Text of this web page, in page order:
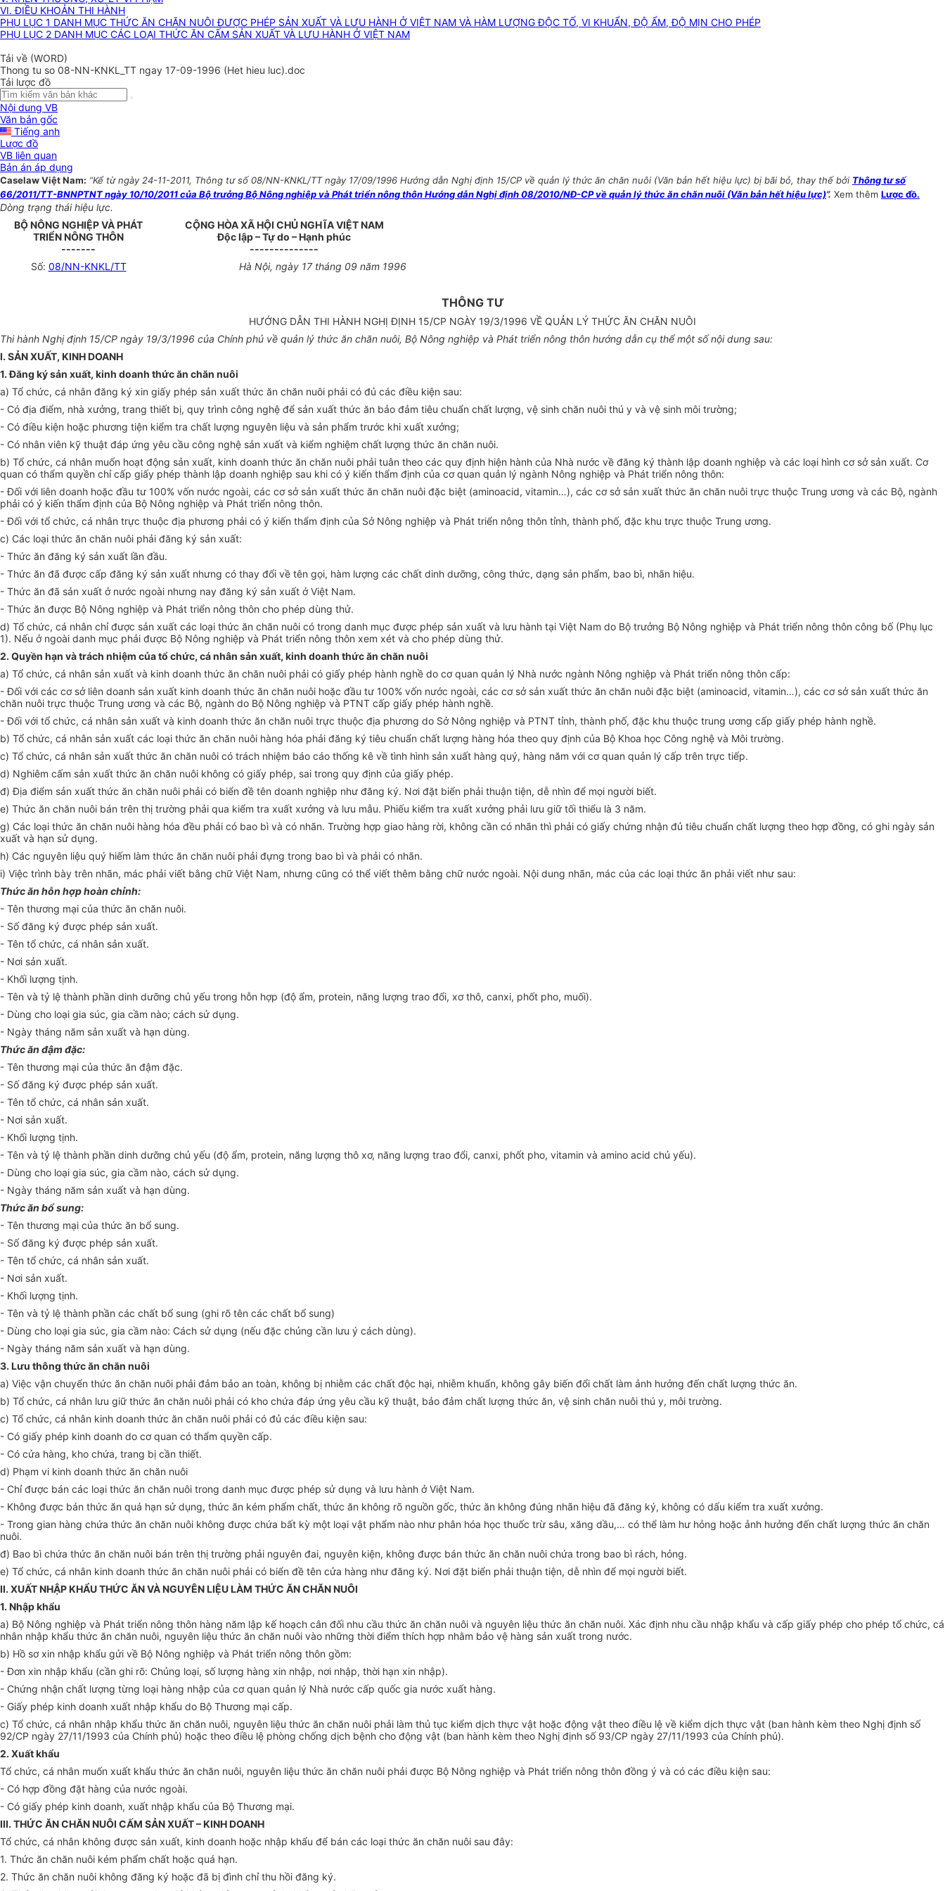
VI. ĐIỀU KHOẢN THI HÀNH
PHỤ LỤC 1 DANH MỤC THỨC ĂN CHĂN NUÔI ĐƯỢC PHÉP SẢN XUẤT VÀ LƯU HÀNH Ở VIỆT NAM VÀ HÀM LƯỢNG ĐỘC TỐ, VI KHUẨN, ĐỘ ẨM, ĐỘ MỊN CHO PHÉP
PHỤ LỤC 2 DANH MỤC CÁC LOẠI THỨC ĂN CẤM SẢN XUẤT VÀ LƯU HÀNH Ở VIỆT NAM
Tải về (WORD)
Thong tu so 08-NN-KNKL_TT ngay 17-09-1996 (Het hieu luc).doc
Tải lược đồ
Nội dung VB
Văn bản gốc
Tiếng anh
Lược đồ
VB liên quan
Bản án áp dụng
Caselaw Việt Nam: “Kể từ ngày 24-11-2011, Thông tư số 08/NN-KNKL/TT ngày 17/09/1996 Hướng dẫn Nghị định 15/CP về quản lý thức ăn chăn nuôi (Văn bản hết hiệu lực) bị bãi bỏ, thay thế bởi Thông tư số
66/2011/TT-BNNPTNT ngày 10/10/2011 của Bộ trưởng Bộ Nông nghiệp và Phát triển nông thôn Hướng dẫn Nghị định 08/2010/NĐ-CP về quản lý thức ăn chăn nuôi (Văn bản hết hiệu lực)”. Xem thêm Lược đồ.
Dòng trạng thái hiệu lực.
BỘ NÔNG NGHIỆP VÀ PHÁT
TRIỂN NÔNG THÔN
-------
CỘNG HÒA XÃ HỘI CHỦ NGHĨA VIỆT NAM
Độc lập – Tự do – Hạnh phúc
--------------
Số: 08/NN-KNKL/TT Hà Nội, ngày 17 tháng 09 năm 1996
THÔNG TƯ
HƯỚNG DẪN THI HÀNH NGHỊ ĐỊNH 15/CP NGÀY 19/3/1996 VỀ QUẢN LÝ THỨC ĂN CHĂN NUÔI
Thi hành Nghị định 15/CP ngày 19/3/1996 của Chính phủ về quản lý thức ăn chăn nuôi, Bộ Nông nghiệp và Phát triển nông thôn hướng dẫn cụ thể một số nội dung sau:
I. SẢN XUẤT, KINH DOANH
1. Đăng ký sản xuất, kinh doanh thức ăn chăn nuôi
a) Tổ chức, cá nhân đăng ký xin giấy phép sản xuất thức ăn chăn nuôi phải có đủ các điều kiện sau:
- Có địa điểm, nhà xưởng, trang thiết bị, quy trình công nghệ để sản xuất thức ăn bảo đảm tiêu chuẩn chất lượng, vệ sinh chăn nuôi thú y và vệ sinh môi trường;
- Có điều kiện hoặc phương tiện kiểm tra chất lượng nguyên liệu và sản phẩm trước khi xuất xưởng;
- Có nhân viên kỹ thuật đáp ứng yêu cầu công nghệ sản xuất và kiểm nghiệm chất lượng thức ăn chăn nuôi.
b) Tổ chức, cá nhân muốn hoạt động sản xuất, kinh doanh thức ăn chăn nuôi phải tuân theo các quy định hiện hành của Nhà nước về đăng ký thành lập doanh nghiệp và các loại hình cơ sở sản xuất. Cơ
quan có thẩm quyền chỉ cấp giấy phép thành lập doanh nghiệp sau khi có ý kiến thẩm định của cơ quan quản lý ngành Nông nghiệp và Phát triển nông thôn:
- Đối với liên doanh hoặc đầu tư 100% vốn nước ngoài, các cơ sở sản xuất thức ăn chăn nuôi đặc biệt (aminoacid, vitamin…), các cơ sở sản xuất thức ăn chăn nuôi trực thuộc Trung ương và các Bộ, ngành
phải có ý kiến thẩm định của Bộ Nông nghiệp và Phát triển nông thôn.
- Đối với tổ chức, cá nhân trực thuộc địa phương phải có ý kiến thẩm định của Sở Nông nghiệp và Phát triển nông thôn tỉnh, thành phố, đặc khu trực thuộc Trung ương.
c) Các loại thức ăn chăn nuôi phải đăng ký sản xuất:
- Thức ăn đăng ký sản xuất lần đầu.
- Thức ăn đã được cấp đăng ký sản xuất nhưng có thay đổi về tên gọi, hàm lượng các chất dinh dưỡng, công thức, dạng sản phẩm, bao bì, nhãn hiệu.
- Thức ăn đã sản xuất ở nước ngoài nhưng nay đăng ký sản xuất ở Việt Nam.
- Thức ăn được Bộ Nông nghiệp và Phát triển nông thôn cho phép dùng thử.
d) Tổ chức, cá nhân chỉ được sản xuất các loại thức ăn chăn nuôi có trong danh mục được phép sản xuất và lưu hành tại Việt Nam do Bộ trưởng Bộ Nông nghiệp và Phát triển nông thôn công bố (Phụ lục
1). Nếu ở ngoài danh mục phải được Bộ Nông nghiệp và Phát triển nông thôn xem xét và cho phép dùng thử.
2. Quyền hạn và trách nhiệm của tổ chức, cá nhân sản xuất, kinh doanh thức ăn chăn nuôi
a) Tổ chức, cá nhân sản xuất và kinh doanh thức ăn chăn nuôi phải có giấy phép hành nghề do cơ quan quản lý Nhà nước ngành Nông nghiệp và Phát triển nông thôn cấp:
- Đối với các cơ sở liên doanh sản xuất kinh doanh thức ăn chăn nuôi hoặc đầu tư 100% vốn nước ngoài, các cơ sở sản xuất thức ăn chăn nuôi đặc biệt (aminoacid, vitamin…), các cơ sở sản xuất thức ăn
chăn nuôi trực thuộc Trung ương và các Bộ, ngành do Bộ Nông nghiệp và PTNT cấp giấy phép hành nghề.
- Đối với tổ chức, cá nhân sản xuất và kinh doanh thức ăn chăn nuôi trực thuộc địa phương do Sở Nông nghiệp và PTNT tỉnh, thành phố, đặc khu thuộc trung ương cấp giấy phép hành nghề.
b) Tổ chức, cá nhân sản xuất các loại thức ăn chăn nuôi hàng hóa phải đăng ký tiêu chuẩn chất lượng hàng hóa theo quy định của Bộ Khoa học Công nghệ và Môi trường.
c) Tổ chức, cá nhân sản xuất thức ăn chăn nuôi có trách nhiệm báo cáo thống kê về tình hình sản xuất hàng quý, hàng năm với cơ quan quản lý cấp trên trực tiếp.
d) Nghiêm cấm sản xuất thức ăn chăn nuôi không có giấy phép, sai trong quy định của giấy phép.
đ) Địa điểm sản xuất thức ăn chăn nuôi phải có biển đề tên doanh nghiệp như đăng ký. Nơi đặt biển phải thuận tiện, dễ nhìn để mọi người biết.
e) Thức ăn chăn nuôi bán trên thị trường phải qua kiểm tra xuất xưởng và lưu mẫu. Phiếu kiểm tra xuất xưởng phải lưu giữ tối thiểu là 3 năm.
g) Các loại thức ăn chăn nuôi hàng hóa đều phải có bao bì và có nhãn. Trường hợp giao hàng rời, không cần có nhãn thì phải có giấy chứng nhận đủ tiêu chuẩn chất lượng theo hợp đồng, có ghi ngày sản
xuất và hạn sử dụng.
h) Các nguyên liệu quý hiếm làm thức ăn chăn nuôi phải đựng trong bao bì và phải có nhãn.
i) Việc trình bày trên nhãn, mác phải viết bằng chữ Việt Nam, nhưng cũng có thể viết thêm bằng chữ nước ngoài. Nội dung nhãn, mác của các loại thức ăn phải viết như sau:
Thức ăn hỗn hợp hoàn chỉnh:
- Tên thương mại của thức ăn chăn nuôi.
- Số đăng ký được phép sản xuất.
- Tên tổ chức, cá nhân sản xuất.
- Nơi sản xuất.
- Khối lượng tịnh.
- Tên và tỷ lệ thành phần dinh dưỡng chủ yếu trong hỗn hợp (độ ẩm, protein, năng lượng trao đổi, xơ thô, canxi, phốt pho, muối).
- Dùng cho loại gia súc, gia cầm nào; cách sử dụng.
- Ngày tháng năm sản xuất và hạn dùng.
Thức ăn đậm đặc:
- Tên thương mại của thức ăn đậm đặc.
- Số đăng ký được phép sản xuất.
- Tên tổ chức, cá nhân sản xuất.
- Nơi sản xuất.
- Khối lượng tịnh.
- Tên và tỷ lệ thành phần dinh dưỡng chủ yếu (độ ẩm, protein, năng lượng thô xơ, năng lượng trao đổi, canxi, phốt pho, vitamin và amino acid chủ yếu).
- Dùng cho loại gia súc, gia cầm nào, cách sử dụng.
- Ngày tháng năm sản xuất và hạn dùng.
Thức ăn bổ sung:
- Tên thương mại của thức ăn bổ sung.
- Số đăng ký được phép sản xuất.
- Tên tổ chức, cá nhân sản xuất.
- Nơi sản xuất.
- Khối lượng tịnh.
- Tên và tỷ lệ thành phần các chất bổ sung (ghi rõ tên các chất bổ sung)
- Dùng cho loại gia súc, gia cầm nào: Cách sử dụng (nếu đặc chủng cần lưu ý cách dùng).
- Ngày tháng năm sản xuất và hạn dùng.
3. Lưu thông thức ăn chăn nuôi
a) Việc vận chuyển thức ăn chăn nuôi phải đảm bảo an toàn, không bị nhiễm các chất độc hại, nhiễm khuẩn, không gây biến đổi chất làm ảnh hưởng đến chất lượng thức ăn.
b) Tổ chức, cá nhân lưu giữ thức ăn chăn nuôi phải có kho chứa đáp ứng yêu cầu kỹ thuật, bảo đảm chất lượng thức ăn, vệ sinh chăn nuôi thú y, môi trường.
c) Tổ chức, cá nhân kinh doanh thức ăn chăn nuôi phải có đủ các điều kiện sau:
- Có giấy phép kinh doanh do cơ quan có thẩm quyền cấp.
- Có cửa hàng, kho chứa, trang bị cần thiết.
d) Phạm vi kinh doanh thức ăn chăn nuôi
- Chỉ được bán các loại thức ăn chăn nuôi trong danh mục được phép sử dụng và lưu hành ở Việt Nam.
- Không được bán thức ăn quá hạn sử dụng, thức ăn kém phẩm chất, thức ăn không rõ nguồn gốc, thức ăn không đúng nhãn hiệu đã đăng ký, không có dấu kiểm tra xuất xưởng.
- Trong gian hàng chứa thức ăn chăn nuôi không được chứa bất kỳ một loại vật phẩm nào như phân hóa học thuốc trừ sâu, xăng dầu,… có thể làm hư hỏng hoặc ảnh hưởng đến chất lượng thức ăn chăn
nuôi.
đ) Bao bì chứa thức ăn chăn nuôi bán trên thị trường phải nguyên đai, nguyên kiện, không được bán thức ăn chăn nuôi chứa trong bao bì rách, hỏng.
e) Tổ chức, cá nhân kinh doanh thức ăn chăn nuôi phải có biển đề tên cửa hàng như đăng ký. Nơi đặt biển phải thuận tiện, dễ nhìn để mọi người biết.
II. XUẤT NHẬP KHẨU THỨC ĂN VÀ NGUYÊN LIỆU LÀM THỨC ĂN CHĂN NUÔI
1. Nhập khẩu
a) Bộ Nông nghiệp và Phát triển nông thôn hàng năm lập kế hoạch cân đối nhu cầu thức ăn chăn nuôi và nguyên liệu thức ăn chăn nuôi. Xác định nhu cầu nhập khẩu và cấp giấy phép cho phép tổ chức, cá
nhân nhập khẩu thức ăn chăn nuôi, nguyên liệu thức ăn chăn nuôi vào những thời điểm thích hợp nhằm bảo vệ hàng sản xuất trong nước.
b) Hồ sơ xin nhập khẩu gửi về Bộ Nông nghiệp và Phát triển nông thôn gồm:
- Đơn xin nhập khẩu (cần ghi rõ: Chủng loại, số lượng hàng xin nhập, nơi nhập, thời hạn xin nhập).
- Chứng nhận chất lượng từng loại hàng nhập của cơ quan quản lý Nhà nước cấp quốc gia nước xuất hàng.
- Giấy phép kinh doanh xuất nhập khẩu do Bộ Thương mại cấp.
c) Tổ chức, cá nhân nhập khẩu thức ăn chăn nuôi, nguyên liệu thức ăn chăn nuôi phải làm thủ tục kiểm dịch thực vật hoặc động vật theo điều lệ về kiểm dịch thực vật (ban hành kèm theo Nghị định số
92/CP ngày 27/11/1993 của Chính phủ) hoặc theo điều lệ phòng chống dịch bệnh cho động vật (ban hành kèm theo Nghị định số 93/CP ngày 27/11/1993 của Chính phủ).
2. Xuất khẩu
Tổ chức, cá nhân muốn xuất khẩu thức ăn chăn nuôi, nguyên liệu thức ăn chăn nuôi phải được Bộ Nông nghiệp và Phát triển nông thôn đồng ý và có các điều kiện sau:
- Có hợp đồng đặt hàng của nước ngoài.
- Có giấy phép kinh doanh, xuất nhập khẩu của Bộ Thương mại.
III. THỨC ĂN CHĂN NUÔI CẤM SẢN XUẤT – KINH DOANH
Tổ chức, cá nhân không được sản xuất, kinh doanh hoặc nhập khẩu để bán các loại thức ăn chăn nuôi sau đây:
1. Thức ăn chăn nuôi kém phẩm chất hoặc quá hạn.
2. Thức ăn chăn nuôi không đăng ký hoặc đã bị đình chỉ thu hồi đăng ký.